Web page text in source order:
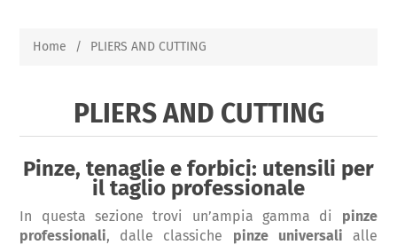
Home / PLIERS AND CUTTING
PLIERS AND CUTTING
Pinze, tenaglie e forbici: utensili per
il taglio professionale
In questa sezione trovi un’ampia gamma di pinze
professionali, dalle classiche pinze universali alle